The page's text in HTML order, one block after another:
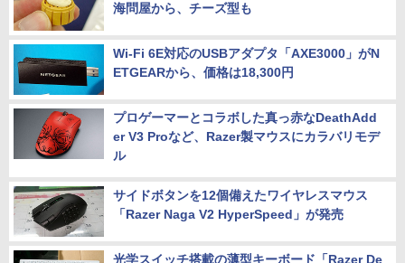
海問屋から、チーズ型も
Wi-Fi 6E対応のUSBアダプタ「AXE3000」がN
ETGEARから、価格は18,300円
プロゲーマーとコラボした真っ赤なDeathAdd
er V3 Proなど、Razer製マウスにカラバリモデ
ル
サイドボタンを12個備えたワイヤレスマウス
「Razer Naga V2 HyperSpeed」が発売
光学スイッチ搭載の薄型キーボード「Razer De